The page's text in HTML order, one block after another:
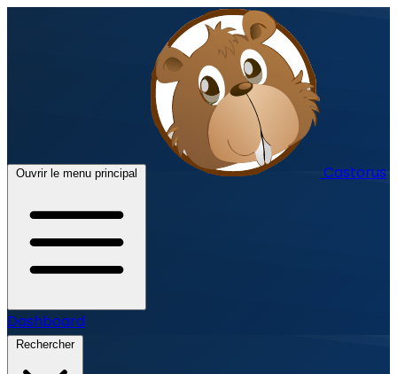
Ouvrir le menu principal Castorus
Dashboard
Rechercher